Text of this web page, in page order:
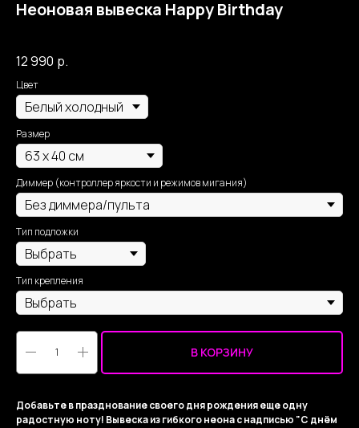
Неоновая вывеска Happy Birthday
12 990 р.
Цвет
Размер
Диммер (контроллер яркости и режимов мигания)
Тип подложки
Тип крепления
В КОРЗИНУ
Добавьте в празднование своего дня рождения еще одну
радостную ноту! Вывеска из гибкого неона с надписью "С днём